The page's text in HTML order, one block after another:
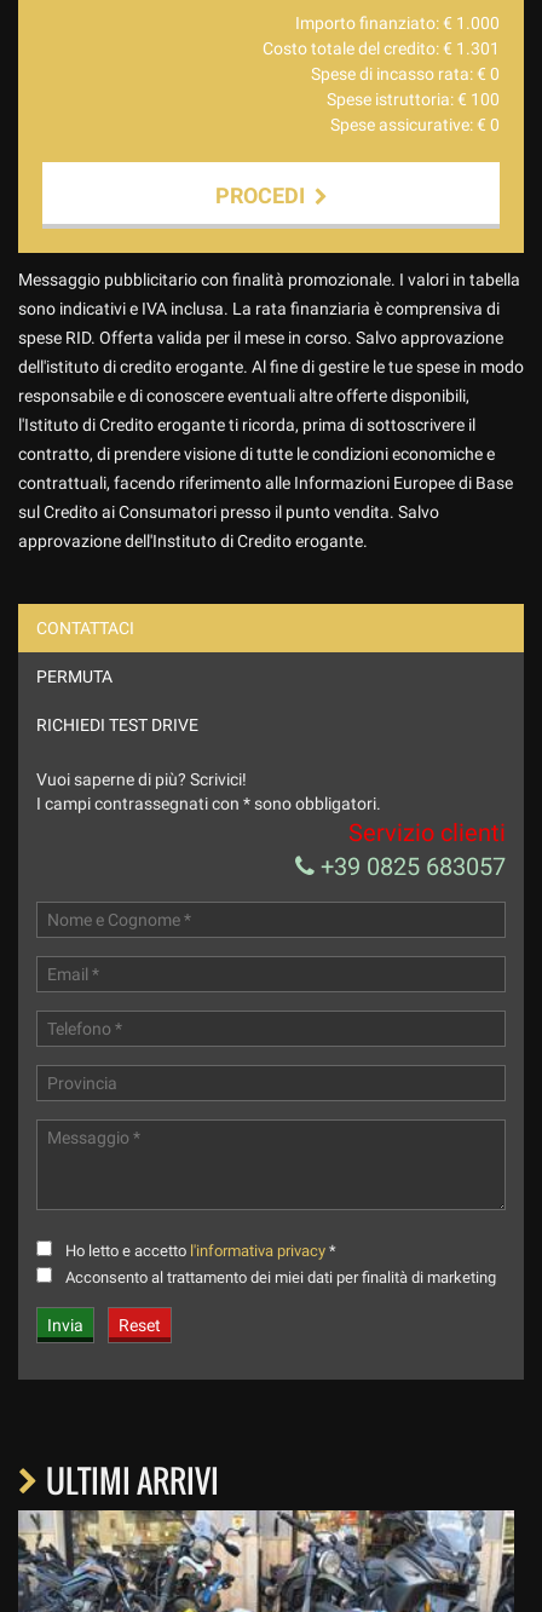
Importo finanziato: € 1.000
Costo totale del credito: € 1.301
Spese di incasso rata: € 0
Spese istruttoria: € 100
Spese assicurative: € 0
PROCEDI
Contattaci
Ho letto e accetto
marketing
Invia la tua richiesta
Messaggio pubblicitario con finalità promozionale. I valori in tabella
sono indicativi e IVA inclusa. La rata finanziaria è comprensiva di
spese RID. Offerta valida per il mese in corso. Salvo approvazione
dell'istituto di credito erogante. Al fine di gestire le tue spese in modo
responsabile e di conoscere eventuali altre offerte disponibili,
l'Istituto di Credito erogante ti ricorda, prima di sottoscrivere il
contratto, di prendere visione di tutte le condizioni economiche e
contrattuali, facendo riferimento alle Informazioni Europee di Base
sul Credito ai Consumatori presso il punto vendita. Salvo
approvazione dell'Instituto di Credito erogante.
CONTATTACI
PERMUTA
RICHIEDI TEST DRIVE
Vuoi saperne di più? Scrivici!
I campi contrassegnati con * sono obbligatori.
Servizio clienti
+39 0825 683057
Ho letto e accetto l'informativa privacy *
Acconsento al trattamento dei miei dati per finalità di marketing
ULTIMI ARRIVI